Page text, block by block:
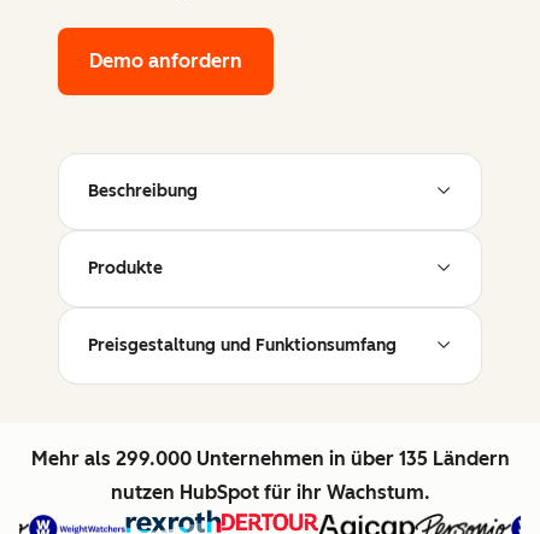
Demo anfordern
Beschreibung
Produkte
Preisgestaltung und Funktionsumfang
Mehr als 299.000 Unternehmen in über 135 Ländern
nutzen HubSpot für ihr Wachstum.